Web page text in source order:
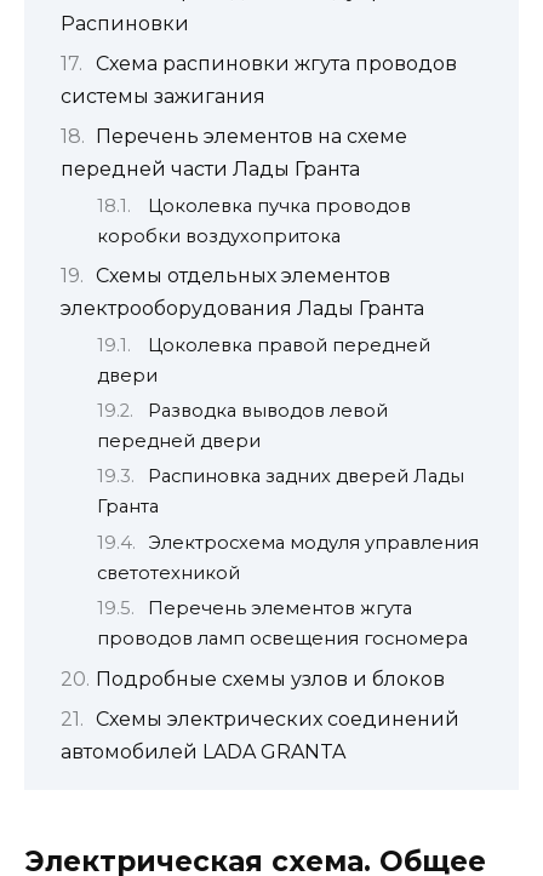
Распиновки
Схема распиновки жгута проводов
системы зажигания
Перечень элементов на схеме
передней части Лады Гранта
Цоколевка пучка проводов
коробки воздухопритока
Схемы отдельных элементов
электрооборудования Лады Гранта
Цоколевка правой передней
двери
Разводка выводов левой
передней двери
Распиновка задних дверей Лады
Гранта
Электросхема модуля управления
светотехникой
Перечень элементов жгута
проводов ламп освещения госномера
Подробные схемы узлов и блоков
Схемы электрических соединений
автомобилей LADA GRANTA
Электрическая схема. Общее